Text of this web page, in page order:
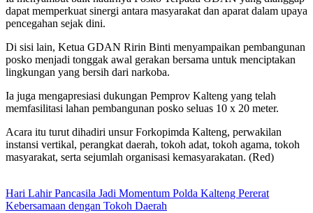
dapat memperkuat sinergi antara masyarakat dan aparat dalam upaya
pencegahan sejak dini.
Di sisi lain, Ketua GDAN Ririn Binti menyampaikan pembangunan
posko menjadi tonggak awal gerakan bersama untuk menciptakan
lingkungan yang bersih dari narkoba.
Ia juga mengapresiasi dukungan Pemprov Kalteng yang telah
memfasilitasi lahan pembangunan posko seluas 10 x 20 meter.
Acara itu turut dihadiri unsur Forkopimda Kalteng, perwakilan
instansi vertikal, perangkat daerah, tokoh adat, tokoh agama, tokoh
masyarakat, serta sejumlah organisasi kemasyarakatan. (Red)
Hari Lahir Pancasila Jadi Momentum Polda Kalteng Pererat
Kebersamaan dengan Tokoh Daerah